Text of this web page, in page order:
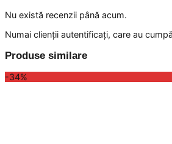
Nu există recenzii până acum.
Numai clienții autentificați, care au
Produse similare
-34%